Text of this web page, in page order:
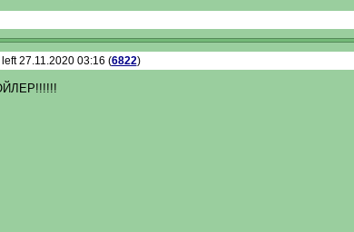
27.11.2020 03:16 (6822)